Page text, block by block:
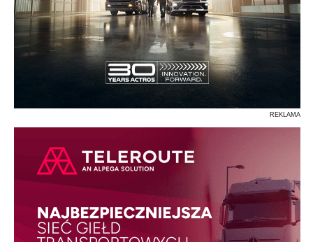
REKLAMA